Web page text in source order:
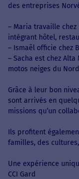
des entreprises
– Maria travaille
intégrant hôtel,
– Ismaêl officie chez
– Sacha est chez
motos neiges du
Grâce à leur bon
sont arrivés en
missions qu’un
Ils profitent
familles, des
Une expérience
CCI Gard